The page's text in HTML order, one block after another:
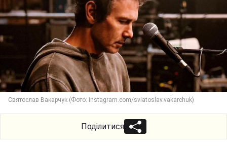
Святослав Вакарчук (Фото: instagram.com/sviatoslav.vakarchuk)
Поділитися